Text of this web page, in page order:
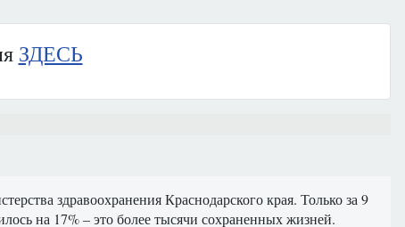
ЗДЕСЬ
здравоохранения Краснодарского края. Только за 9
на 17% – это более тысячи сохраненных жизней.